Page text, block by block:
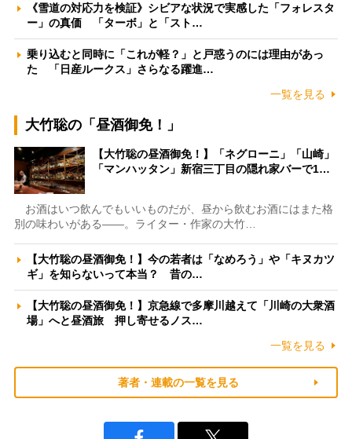
《雪道の対応力を検証》シビアな状況で実感した「フォレスタ
ー」の真価 「ターボ」と「スト…
乗り込むと同時に「これが軽？」と戸惑うのには理由があっ
た 「日産ルークス」さらなる躍進…
一覧を見る
大竹聡の「昼酒御免！」
【大竹聡の昼酒御免！】「ネグローニ」「山崎」
「マンハッタン」新宿三丁目の隠れ家バーで1…
お酒はいつ飲んでもいいものだが、昼から飲むお酒にはまた格
別の味わいがある――。ライター・作家の大竹…
【大竹聡の昼酒御免！】今の若者は「なめろう」や「キヌカツ
ギ」を知らないって本当？ 昔の…
【大竹聡の昼酒御免！】京急線で多摩川越えて「川崎の大衆酒
場」へと昼酒旅 押し寄せるノス…
一覧を見る
著者・連載の一覧を見る